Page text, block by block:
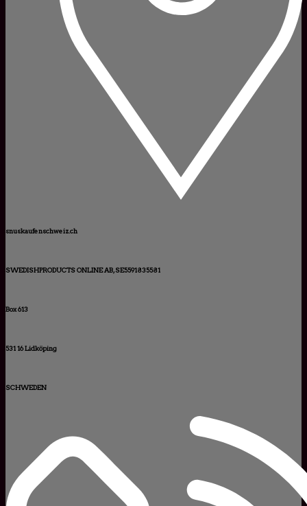
snuskaufenschweiz.ch
SWEDISHPRODUCTS ONLINE AB, SE5591835581
Box 613
531 16 Lidköping
SCHWEDEN